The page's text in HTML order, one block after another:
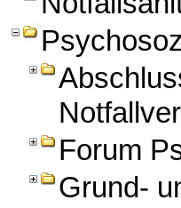
Forum
Grund-